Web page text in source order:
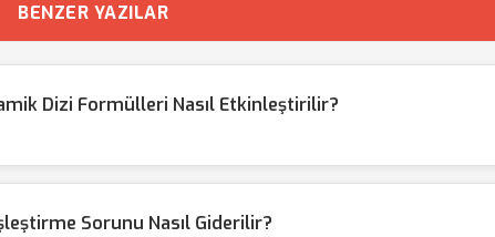
BENZER YAZILAR
Dizi Formülleri Nasıl Etkinleştirilir?
Sorunu Nasıl Giderilir?